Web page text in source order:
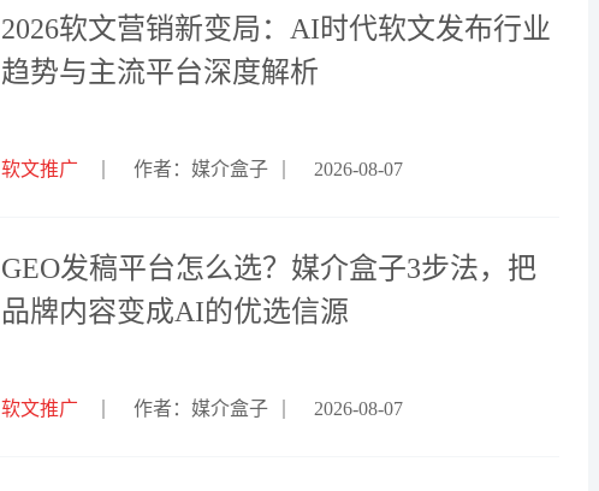
2026软文营销新变局：AI时代软文发布行业
趋势与主流平台深度解析
软文推广 作者：媒介盒子 2026-08-07
GEO发稿平台怎么选？媒介盒子3步法，把
品牌内容变成AI的优选信源
软文推广 作者：媒介盒子 2026-08-07